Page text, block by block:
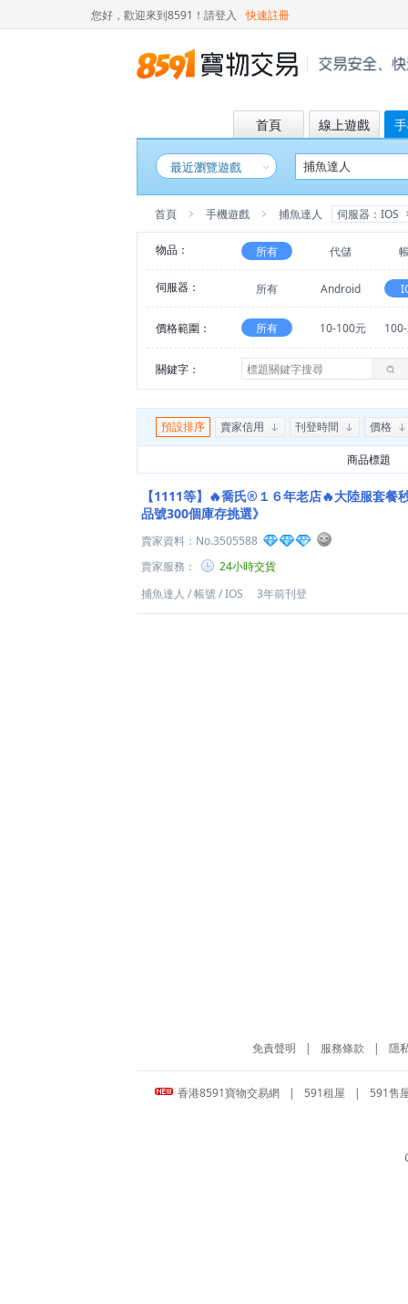
您好，歡迎來到8591！ 請登入 快速註冊
首頁 線上遊戲
最近瀏覽遊戲
首頁 手機遊戲 捕魚達人 伺服器：IOS
物品： 所有 代儲
伺服器： 所有 Android
價格範圍： 所有 10-100元
關鍵字：
預設排序 賣家信用 刊登時間 價格
商品標題
【1111等】🔥喬氏®１６年老店🔥大陸服套餐
品號300個庫存挑選》
賣家資料： No.3505588
賣家服務：
24小時交貨
捕魚達人 /帳號/IOS 3年前刊登
免責聲明 | 服務條款 | 隱
香港8591寶物交易網 | 591租屋 | 591售